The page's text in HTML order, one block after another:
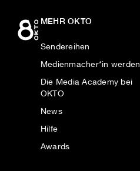
MEHR OKTO
Sendereihen
Medienmacher*in werden
Die Media Academy bei
OKTO
News
Hilfe
Awards